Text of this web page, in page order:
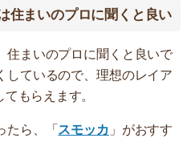
住まいのプロに聞くと良い
住まいのプロに聞くと良いで
しているので、理想のレイア
もらえます。
たら、「 スモッカ 」がおすす